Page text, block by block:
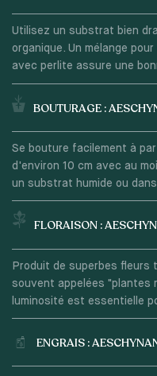
Utilisez un substrat bien
organique. Un mélange
avec perlite assure une
BOUTURAGE :
Se bouture facilement à
d'environ 10 cm avec au
un substrat humide ou
FLORAISON :
Produit de superbes fleurs
souvent appelées "plantes
luminosité est essentielle
ENGRAIS :